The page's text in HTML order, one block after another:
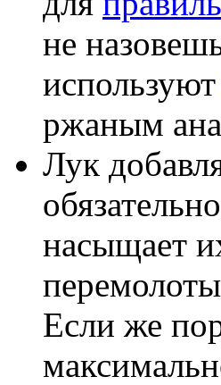
не
используют
ржаным
Лук
насыщает
Если же